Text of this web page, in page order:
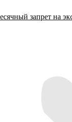
запрет на